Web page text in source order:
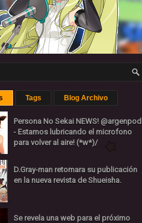
Tags Blog Archivo
Persona No Sekai NEWS! @argenpod
- Estamos lubricando el microfono
para volver al aire! (*w*)/
D.Gray-man retomara su publicación
en la nueva revista de Shueisha.
Se revela una web para el próximo